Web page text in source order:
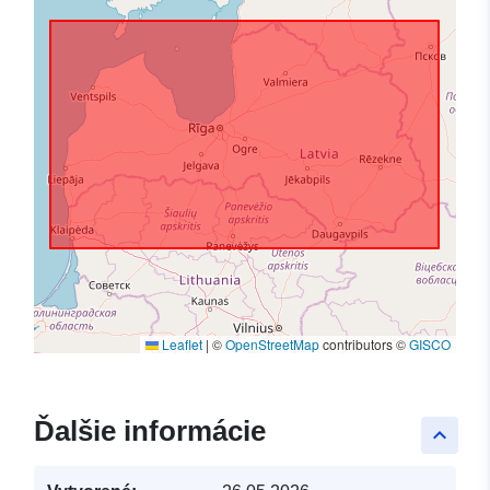
Leaflet | ©OpenStreetMapcontributors ©GISCO
keyboard_arrow_up
Ďalšie informácie